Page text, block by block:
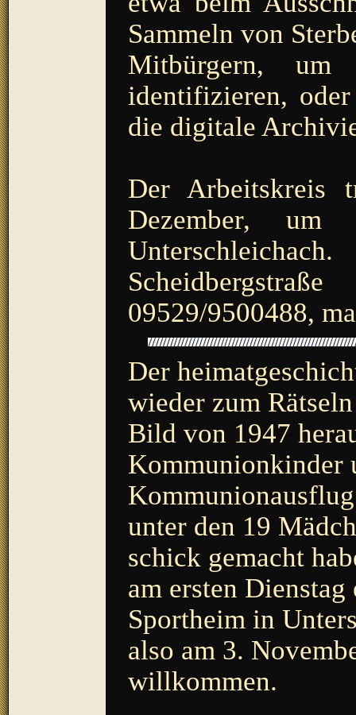
Sammeln von
Mitbürgern,
identifizieren,
die digitale
Der Arbeitskreis
Dezember,
09529/9500488,
Der
wieder zum
Bild von 1947
Kommunionkinder
unter den 19
schick gemacht
am ersten
Sportheim in
also am 3.
willkommen.